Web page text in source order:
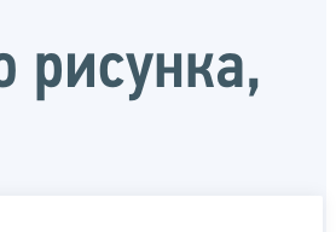
рисунка,